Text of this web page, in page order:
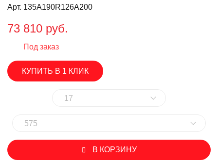
Арт. 135A190R126A200
73 810 руб.
Под заказ
КУПИТЬ В 1 КЛИК
17
575
В КОРЗИНУ